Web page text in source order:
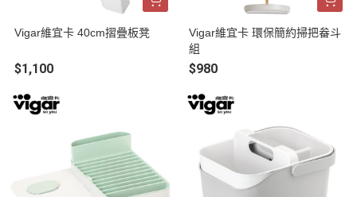
Vigar維宜卡 40cm摺疊板凳
$1,100
Vigar維宜卡 環保簡約掃把畚斗
組
$980